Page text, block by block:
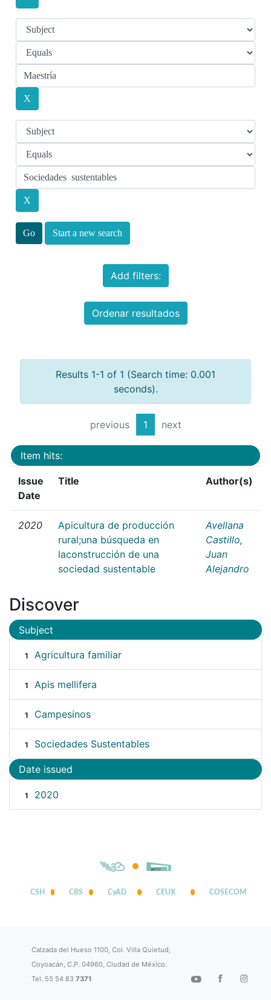
Start a new search
Add filters:
Ordenar resultados
Results 1-1 of 1 (Search time: 0.001
seconds).
previous 1 next
Item hits:
Issue
Date
Title Author(s)
2020
Apicultura de producción
rural;una búsqueda en
laconstrucción de una
sociedad sustentable
Avellana
Castillo,
Juan
Alejandro
Discover
Subject
1 Agricultura familiar
1 Apis mellifera
1 Campesinos
1 Sociedades Sustentables
Date issued
1 2020
CSH CBS CyAD CEUX COSECOM
Calzada del Hueso 1100, Col. Villa Quietud,
Coyoacán, C.P. 04960, Ciudad de México.
Tel. 55 54 837371